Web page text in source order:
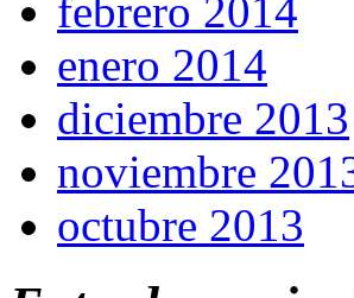
febrero 2014
enero 2014
diciembre 2013
noviembre
octubre 2013